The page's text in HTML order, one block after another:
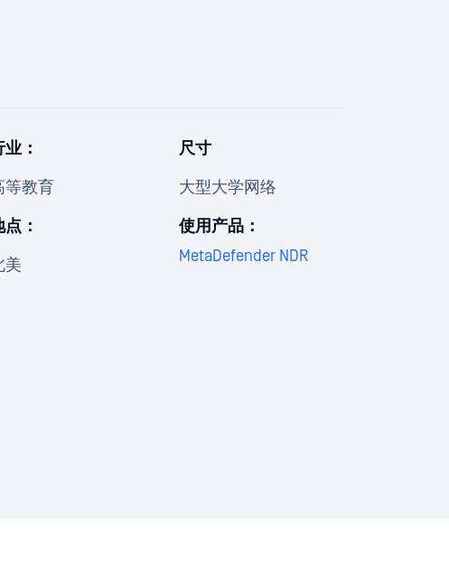
业：
等教育
点：
美
尺寸
大型大学网络
使用产品：
MetaDefender NDR